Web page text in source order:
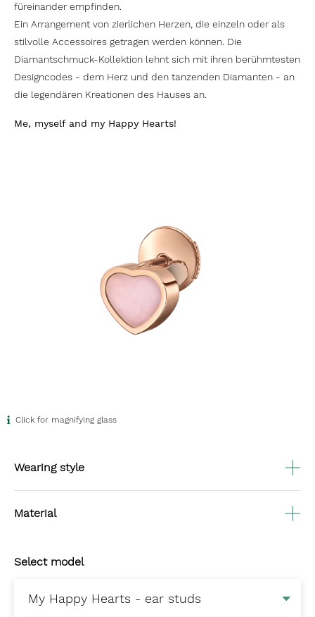
füreinander empfinden.
Ein Arrangement von zierlichen Herzen, die einzeln oder als
stilvolle Accessoires getragen werden können. Die
Diamantschmuck-Kollektion lehnt sich mit ihren berühmtesten
Designcodes - dem Herz und den tanzenden Diamanten - an
die legendären Kreationen des Hauses an.
Me, myself and my Happy Hearts!
Click for magnifying glass
Wearing style
Material
Select model